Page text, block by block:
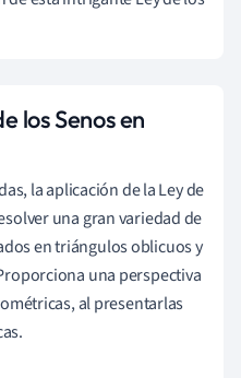
los Senos en
la aplicación de la Ley de
una gran variedad de
en triángulos oblicuos y
una perspectiva
al presentarlas